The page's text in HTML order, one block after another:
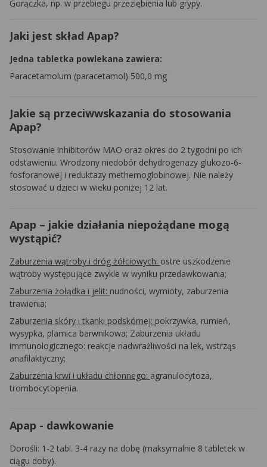
Gorączka, np. w przebiegu przeziębienia lub grypy.
Jaki jest skład Apap?
Jedna tabletka powlekana zawiera:
Paracetamolum (paracetamol) 500,0 mg
Jakie są przeciwwskazania do stosowania
Apap?
Stosowanie inhibitorów MAO oraz okres do 2 tygodni po ich
odstawieniu. Wrodzony niedobór dehydrogenazy glukozo-6-
fosforanowej i reduktazy methemoglobinowej. Nie należy
stosować u dzieci w wieku poniżej 12 lat.
Apap – jakie działania niepożądane mogą
wystąpić?
Zaburzenia wątroby i dróg żółciowych: ostre uszkodzenie
wątroby występujące zwykle w wyniku przedawkowania;
Zaburzenia żołądka i jelit: nudności, wymioty, zaburzenia
trawienia;
Zaburzenia skóry i tkanki podskórnej: pokrzywka, rumień,
wysypka, plamica barwnikowa; Zaburzenia układu
immunologicznego: reakcje nadwrażliwości na lek, wstrząs
anafilaktyczny;
Zaburzenia krwi i układu chłonnego: agranulocytoza,
trombocytopenia.
Apap - dawkowanie
Dorośli: 1-2 tabl. 3-4 razy na dobę (maksymalnie 8 tabletek w
ciągu doby).